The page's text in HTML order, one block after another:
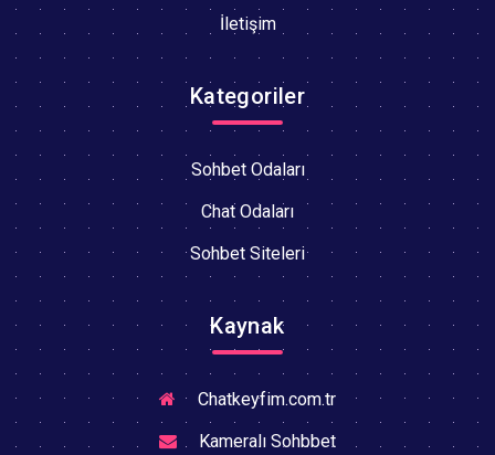
İletişim
Kategoriler
Sohbet Odaları
Chat Odaları
Sohbet Siteleri
Kaynak
Chatkeyfim.com.tr
Kameralı Sohbbet